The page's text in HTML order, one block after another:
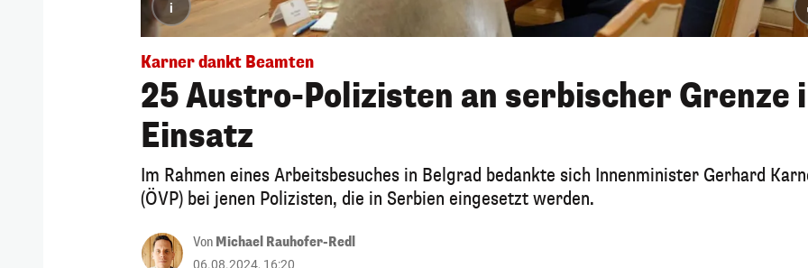
i
Karner dankt Beamten
25 Austro-Polizisten an serbischer Grenze
Einsatz
Im Rahmen eines Arbeitsbesuches in Belgrad bedankte sich Innenminister Gerhard
(ÖVP) bei jenen Polizisten, die in Serbien eingesetzt werden.
Von Michael Rauhofer-Redl
06.08.2024, 16:20